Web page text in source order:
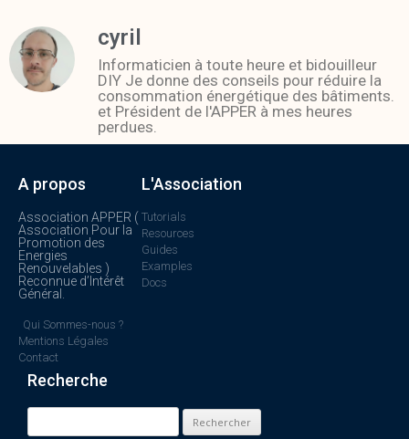
cyril
Informaticien à toute heure et bidouilleur
DIY Je donne des conseils pour réduire la
consommation énergétique des bâtiments.
et Président de l'APPER à mes heures
perdues.
A propos
Association APPER (
Association Pour la
Promotion des
Energies
Renouvelables )
Reconnue d’Intérêt
Général.
Qui Sommes-nous ?
Mentions Légales
Contact
L'Association
Tutorials
Resources
Guides
Examples
Docs
Recherche